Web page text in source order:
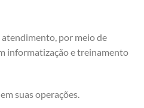
por meio de
informatização e treinamento
suas operações.